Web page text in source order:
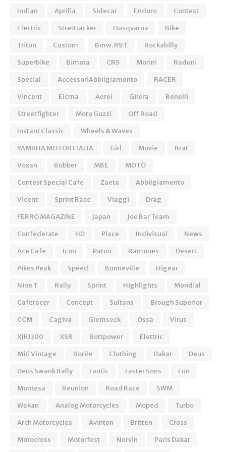
Indian Aprilia Sidecar Enduro
Contest
Electric
Strettracker Husqvarna
Bike
Triton
Custom Bmw. R9T
Rockabilly
Superbike
Bimota CRS Morini
Raduni
Special
AccessoriAbbilgiamento
RACER
Vincent
Eicma Aerei Gilera
Benelli
Streetfighter
Moto Guzzi
Off Road
Instant Classic
Wheels & Waves
YAMAHA MOTOR ITALIA
Girl Movie
Brat
Voxan
Bobber MBE
MOTO
Contest Special Cafe
Zaeta
Abbilgiamento
Vicent
Sprint Race Viaggi
Drag
FERRO MAGAZINE
Japan
Joe Bar Team
Confederate
HD Place Indivisual
News
Ace Cafe
Icon Paton Ramones
Desert
Pikes Peak
Speed Bonneville
Higear
Nine T
Rally Sprint Highlights
Mondial
Caferacer
Concept Sultans
Brough Superior
CCM
Cagiva Glemseck Ossa
Virus
XJR1300
XSR Bottpower
Elettric
Miti Vintage
Borile Clothing Dakar
Deus
Deus Swank Rally
Fantic Faster Sons
Fun
Montesa
Reunion Road Race
SWM
Wakan
Analog Motorcycles Moped
Turbo
Arch Motorcycles
Avinton Britten
Cross
Motocross
Motorfest Norvin
Paris Dakar